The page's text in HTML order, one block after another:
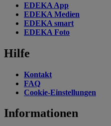
EDEKA App
EDEKA Medien
EDEKA smart
EDEKA Foto
Hilfe
Kontakt
FAQ
Cookie-Einstellungen
Informationen